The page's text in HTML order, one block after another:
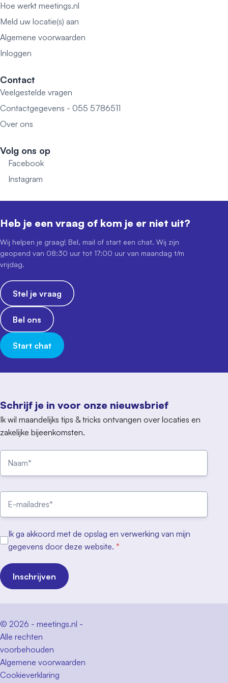
Hoe werkt meetings.nl
Meld uw locatie(s) aan
Algemene voorwaarden
Inloggen
Contact
Veelgestelde vragen
Contactgegevens - 055 5786511
Over ons
Volg ons op
Facebook
Instagram
Schrijf je in voor onze nieuwsbrief
Ik wil maandelijks tips & tricks ontvangen over locaties en
zakelijke bijeenkomsten.
Ik ga akkoord met de opslag en verwerking van mijn
gegevens door deze website. *
Inschrijven
Heb je een vraag of kom je er niet uit?
Wij helpen je graag! Bel, mail of start een chat. Wij zijn
geopend van 08:30 uur tot 17:00 uur van maandag t/m
vrijdag.
Stel je vraag
Bel ons
Start chat
© 2026 - meetings.nl -
Alle rechten
voorbehouden
Algemene voorwaarden
Cookieverklaring